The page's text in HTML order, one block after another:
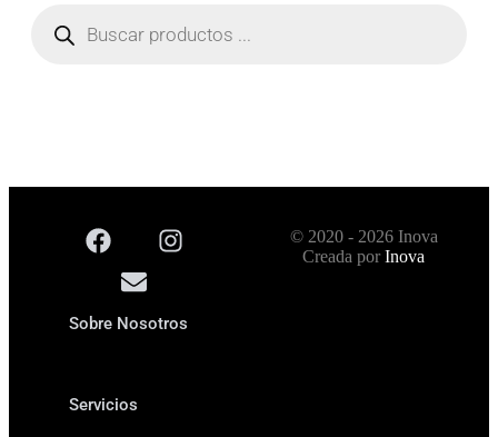
Sobre Nosotros
Servicios
© 2020 - 2026 Inova
Creada porInova